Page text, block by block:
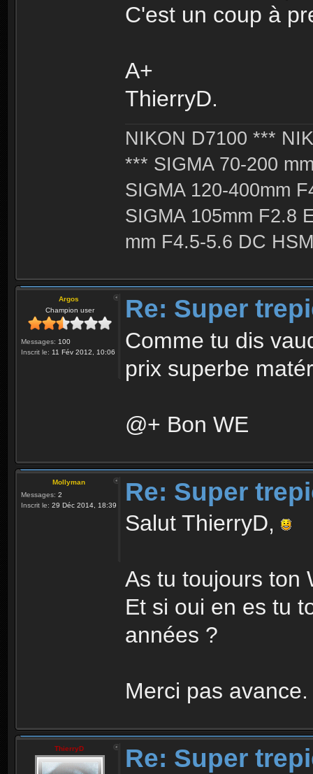
C'est un coup à
A+
ThierryD.
NIKON D7100 ***
*** SIGMA 70-200
SIGMA 120-400mm
SIGMA 105mm F2.8
mm F4.5-5.6 DC
Argos
Champion user
Messages: 100
Inscrit le: 11 Fév 2012, 10:06
Re: Super
Comme tu dis
prix superbe
@+ Bon WE
Mollyman
Messages: 2
Inscrit le: 29 Déc 2014, 18:39 Re: Super
Salut ThierryD,
As tu toujours ton
Et si oui en es tu
années ?
Merci pas
ThierryD Re: Super